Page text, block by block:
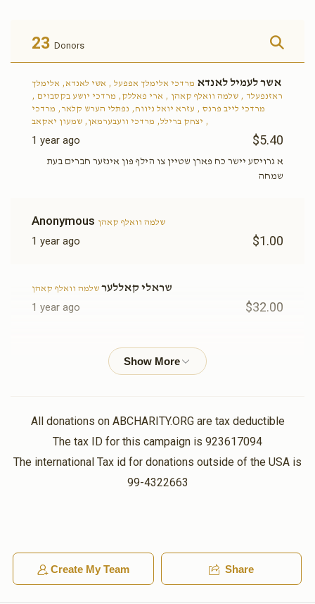
23 Donors
אשר לעמיל לאנדא מרדכי אלימלך אפפעל , אשי לאנדא, אלימלך
ראזנפעלד , שלמה וואלף קאהן , ארי פאללק, מרדכי יושע בקסבוים ,
מרדכי לייב פרנס , עזרא יואל ניווח, נפתלי הערש קלאר, מרדכי
יצחק ברילל, מרדכי וועבערמאן, שמעון יאקאב ,
1 year ago $5.40
א גרויסע יישר כח פארן שטיין צו הילף פון אינזער חברים בעת
שמחה
Anonymous שלמה וואלף קאהן
1 year ago $1.00
שראלי קאללער שלמה וואלף קאהן
1 year ago $32.00
דוד רויזענפעלד
בערל האלפערטשלמה וואלף קאהן
1 year ago $5.00
שלמה וואלף קאהן
Shia Kohnשלמה וואלף קאהן
1 year ago $50.00
All donations on ABCHARITY.ORG are tax deductible
The tax ID for this campaign is 923617094
The international Tax id for donations outside of the USA is
99-4322663
Create My Team Share